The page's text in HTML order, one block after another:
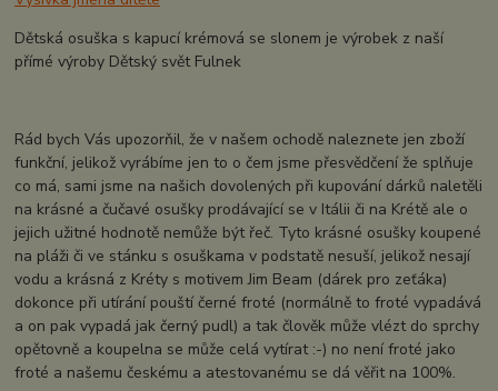
Dětská osuška s kapucí krémová se slonem je výrobek z naší
přímé výroby Dětský svět Fulnek
Rád bych Vás upozorňil, že v našem ochodě naleznete jen zboží
funkční, jelikož vyrábíme jen to o čem jsme přesvědčení že splňuje
co má, sami jsme na našich dovolených při kupování dárků naletěli
na krásné a čučavé osušky prodávající se v Itálii či na Krétě ale o
jejich užitné hodnotě nemůže být řeč. Tyto krásné osušky koupené
na pláži či ve stánku s osuškama v podstatě nesuší, jelikož nesají
vodu a krásná z Kréty s motivem Jim Beam (dárek pro zeťáka)
dokonce při utírání pouští černé froté (normálně to froté vypadává
a on pak vypadá jak černý pudl) a tak člověk může vlézt do sprchy
opětovně a koupelna se může celá vytírat :-) no není froté jako
froté a našemu českému a atestovanému se dá věřit na 100%.